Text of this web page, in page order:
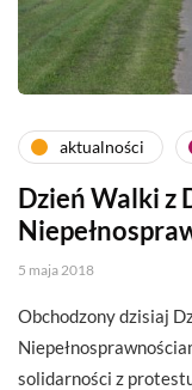
aktualności
Dzień Walki z
5 maja 2018
Obchodzony dzisiaj
solidarności z